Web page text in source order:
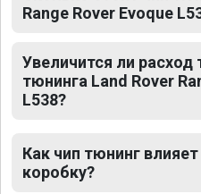
Range Rover Evoque
Увеличится ли расход
тюнинга Land Rover
L538?
Как чип тюнинг
коробку?